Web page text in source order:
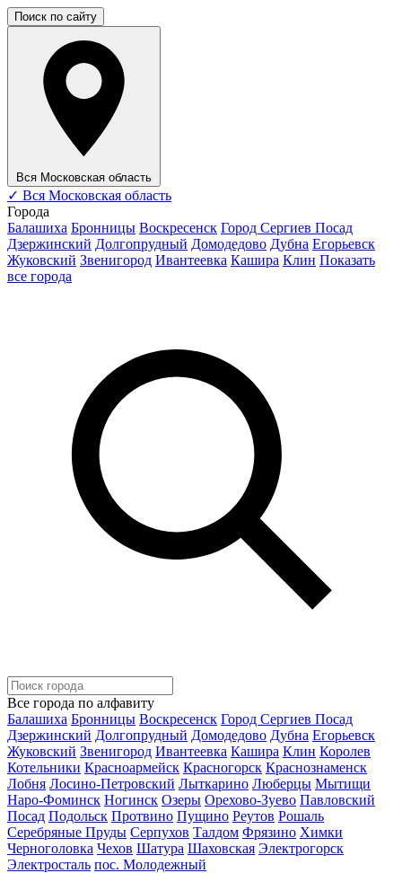
Поиск по сайту
Вся Московская область
✓ Вся Московская область
Города
Балашиха Бронницы Воскресенск Город Сергиев Посад
Дзержинский Долгопрудный Домодедово Дубна Егорьевск
Жуковский Звенигород Ивантеевка Кашира Клин Показать
все города
Все города по алфавиту
Балашиха Бронницы Воскресенск Город Сергиев Посад
Дзержинский Долгопрудный Домодедово Дубна Егорьевск
Жуковский Звенигород Ивантеевка Кашира Клин Королев
Котельники Красноармейск Красногорск Краснознаменск
Лобня Лосино-Петровский Лыткарино Люберцы Мытищи
Наро-Фоминск Ногинск Озеры Орехово-Зуево Павловский
Посад Подольск Протвино Пущино Реутов Рошаль
Серебряные Пруды Серпухов Талдом Фрязино Химки
Черноголовка Чехов Шатура Шаховская Электрогорск
Электросталь пос. Молодежный